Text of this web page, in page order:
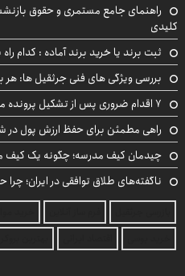
راهنمای جامع مستمری و حقوق
کلیدی
ثبت برند یا خرید برند آماده : کدام
بررسی ویژگی های فنی جرثقیل ها: هر
۷ اقدام ضروری پس از تشکیل پرونده مواد مخدر؛ راهنمای خانواده‌ها
راهی مطمئن برای حفظ ارزش پول در
چیدمان کیف مدرسه؛ چگونه یک کیف
ناگفته‌های طلاق توافقی در